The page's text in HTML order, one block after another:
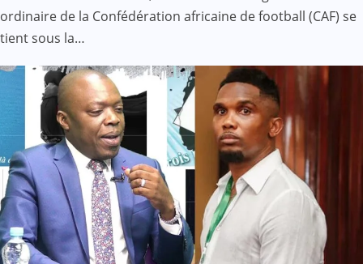
ordinaire de la Confédération africaine de football (CAF) se
tient sous la…